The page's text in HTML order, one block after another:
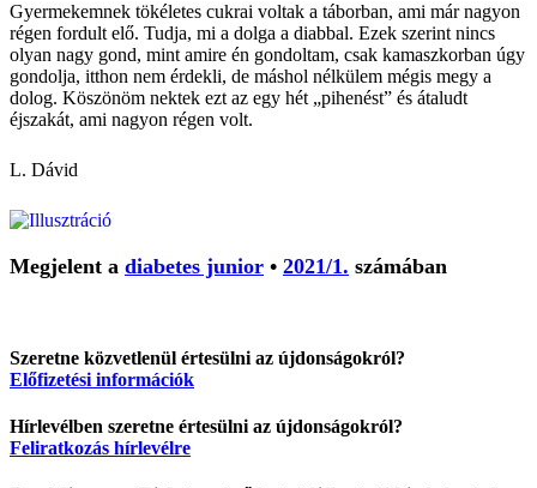
Gyermekemnek tökéletes cukrai voltak a táborban, ami már nagyon
régen fordult elő. Tudja, mi a dolga a diabbal. Ezek szerint nincs
olyan nagy gond, mint amire én gondoltam, csak kamaszkorban úgy
gondolja, itthon nem érdekli, de máshol nélkülem mégis megy a
dolog. Köszönöm nektek ezt az egy hét „pihenést” és átaludt
éjszakát, ami nagyon régen volt.
L. Dávid
Megjelent a diabetes junior • 2021/1. számában
Szeretne közvetlenül értesülni az újdonságokról?
Előfizetési információk
Hírlevélben szeretne értesülni az újdonságokról?
Feliratkozás hírlevélre